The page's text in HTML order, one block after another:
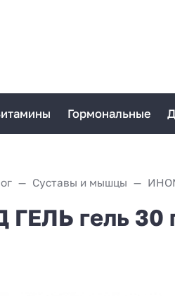
Гормональные
Суставы и мышцы
гель 30